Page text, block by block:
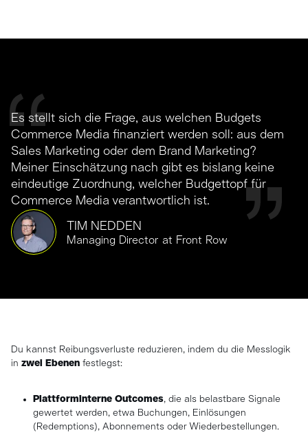
Es stellt sich die Frage, aus welchen Budgets
Commerce Media finanziert werden soll: aus dem
Sales Marketing oder dem Brand Marketing?
Meiner Einschätzung nach gibt es bislang keine
eindeutige Zuordnung, welcher Budgettopf für
Commerce Media verantwortlich ist.
TIM NEDDEN
Managing Director at Front Row
Du kannst Reibungsverluste reduzieren, indem du die Messlogik
in zwei Ebenen festlegst:
Plattforminterne Outcomes, die als belastbare Signale
gewertet werden, etwa Buchungen, Einlösungen
(Redemptions), Abonnements oder Wiederbestellungen.